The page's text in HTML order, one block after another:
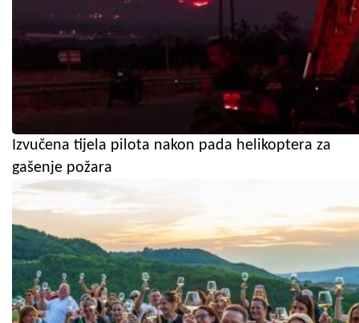
Izvučena tijela pilota nakon pada helikoptera za
gašenje požara